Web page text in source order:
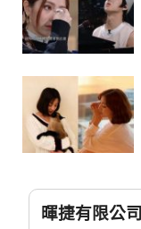
暉捷有限公司